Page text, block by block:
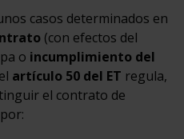
casos determinados en
(con efectos del
o incumplimiento del
artículo 50 del ET regula,
el contrato de